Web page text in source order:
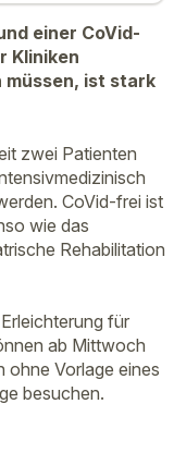
einer CoVid-
Kliniken
ist stark
zwei Patienten
CoVid-frei ist
wie das
Rehabilitation
für
ab Mittwoch
ohne Vorlage eines
besuchen.